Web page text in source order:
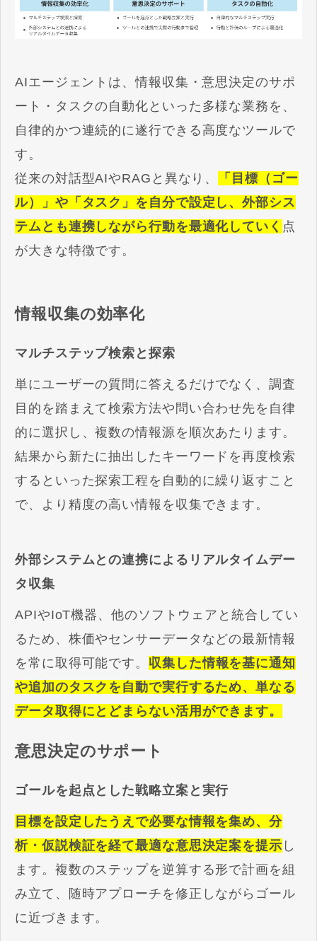
AIエージェントは、情報収集・意思決定のサポ
ート・タスクの自動化といった多様な業務を、
自律的かつ連続的に遂行できる高度なツールで
す。
従来の対話型AIやRAGと異なり、
「目標（ゴー
ル）」や「タスク」を自分で設定し、外部シス
テムとも連携しながら行動を最適化していく 点
が大きな特徴です。
情報収集の効率化
マルチステップ検索と探索
単にユーザーの質問に答えるだけでなく、調査
目的を踏まえて検索方法や問い合わせ先を自律
的に選択し、複数の情報源を順次あたります。
結果から新たに抽出したキーワードを再度検索
するといった探索工程を自動的に繰り返すこと
で、より精度の高い情報を収集できます。
外部システムとの連携によるリアルタイムデー
タ収集
APIやIoT機器、他のソフトウェアと統合してい
るため、株価やセンサーデータなどの最新情報
を常に取得可能です。 収集した情報を基に通知
や追加のタスクを自動で実行するため、単なる
データ取得にとどまらない活用ができます。
意思決定のサポート
ゴールを起点とした戦略立案と実行
目標を設定したうえで必要な情報を集め、分
析・仮説検証を経て最適な意思決定案を提示 し
ます。複数のステップを逆算する形で計画を組
み立て、随時アプローチを修正しながらゴール
に近づきます。